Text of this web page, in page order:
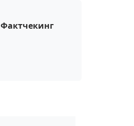
Фактчекинг